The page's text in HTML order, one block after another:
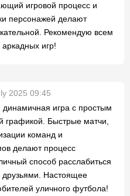
игровой процесс и
персонажей делают
Рекомендую всем
игр!
2025 09:45
динамичная игра с простым
графикой. Быстрые матчи,
команд и
делают процесс
способ расслабиться
друзьями. Настоящее
уличного футбола!